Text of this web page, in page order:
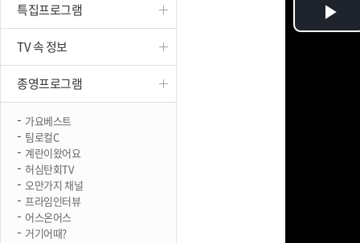
특집프로그램
TV 속 정보
종영프로그램
가요베스트
팀로컬C
계란이왔어요
허심탄회TV
오만가지 채널
프라임인터뷰
어스온어스
거기어때?